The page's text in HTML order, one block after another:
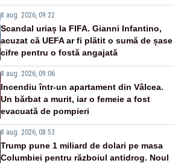
8 aug. 2026, 09:22
Scandal uriaș la FIFA. Gianni Infantino,
acuzat că UEFA ar fi plătit o sumă de șase
cifre pentru o fostă angajată
8 aug. 2026, 09:06
Incendiu într-un apartament din Vâlcea.
Un bărbat a murit, iar o femeie a fost
evacuată de pompieri
8 aug. 2026, 08:53
Trump pune 1 miliard de dolari pe masa
Columbiei pentru războiul antidrog. Noul